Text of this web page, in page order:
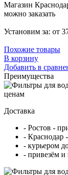
Магазин
можно заказать
Установим за: от
Похожие товары
В корзину
Добавить в
Преимущества
Доставка
- Ростов -
- Краснодар
- курьером
- привезём